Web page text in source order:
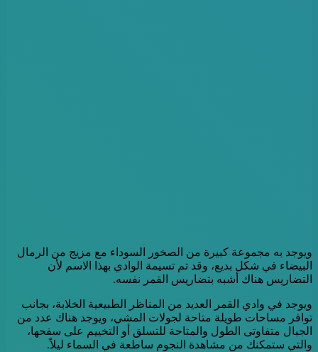
ويوجد به مجموعة كبيرة من الصخور السوداء مع مزيج من الرمال
البيضاء في شكل بديع، وقد تم تسيمة الوادي بهذا الاسم لأن
التضاريس هناك أشبه بتضاريس القمر نفسه.
ويوجد في وادي القمر العديد من المناظر الطبيعية الخلابة، بجانب
توافر مساحات طويلة متاحة لجولات المشي، ويوجد هناك عدد من
الجبال متفاوتى الطول والمتاحة للتسلق أو التخييم على سفحها،
والتي ستمكنك من مشاهدة النجوم ساطعة في السماء ليلاً.